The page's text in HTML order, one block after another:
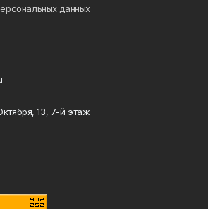
данных
13, 7-й этаж